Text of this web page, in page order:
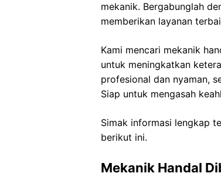
mekanik. Bergabunglah
memberikan layanan
Kami mencari mekanik
untuk meningkatkan
profesional dan nyaman,
Siap untuk mengasah
Simak informasi lengkap
berikut ini.
Mekanik Handal